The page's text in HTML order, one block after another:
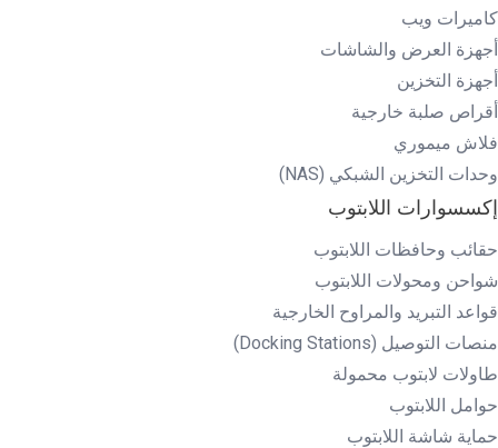
كاميرات ويب
أجهزة العرض والشاشات
أجهزة التخزين
أقراص صلبة خارجية
فلاش ميموري
وحدات التخزين الشبكي (NAS)
إكسسوارات اللابتوب
حقائب وحافظات اللابتوب
شواحن ومحولات اللابتوب
قواعد التبريد والمراوح الخارجية
منصات التوصيل (Docking Stations)
طاولات لابتوب محمولة
حوامل اللابتوب
حماية شاشة اللابتوب